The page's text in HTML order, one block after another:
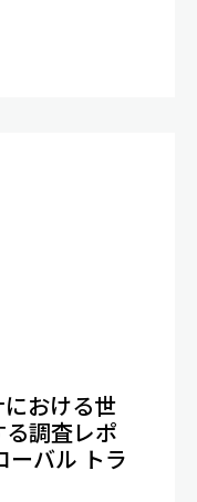
おける世
調査レポ
バル トラ